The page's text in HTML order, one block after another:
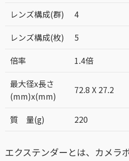
レンズ構成(群)
4
レンズ構成(枚)
5
倍率
1.4倍
最大径x長さ
(mm)x(mm)
72.8 X 27.2
質 量(g) 220
エクステンダーとは、カメラ